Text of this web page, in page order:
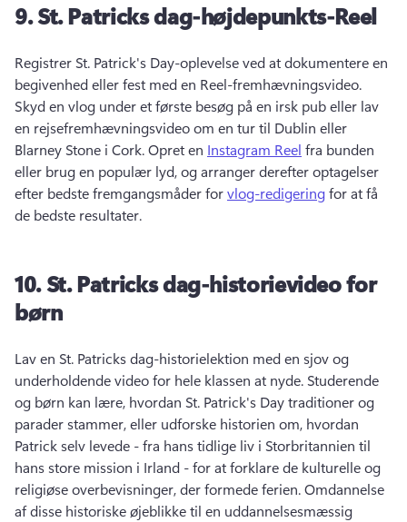
9.St.Patricks dag-højdepunkts-Reel
Registrer St. Patrick's Day-oplevelse ved at dokumentere en
Skyd en vlog under et første besøg på en irsk pub eller lav
en rejsefremhævningsvideo om en tur til Dublin eller
Blarney Stone i Cork. Opret en Instagram Reel fra bunden
eller brug en populær lyd, og arranger derefter optagelser
efter bedste fremgangsmåder for vlog-redigering for at få
de bedste resultater.
10.St.Patricks dag-historievideo for
børn
Lav en St. Patricks dag-historielektion med en sjov og
underholdende video for hele klassen at nyde. Studerende
og børn kan lære, hvordan St. Patrick's Day traditioner og
parader stammer, eller udforske historien om, hvordan
Patrick selv levede - fra hans tidlige liv i Storbritannien til
hans store mission i Irland - for at forklare de kulturelle og
religiøse overbevisninger, der formede ferien. Omdannelse
af disse historiske øjeblikke til en uddannelsesmæssig